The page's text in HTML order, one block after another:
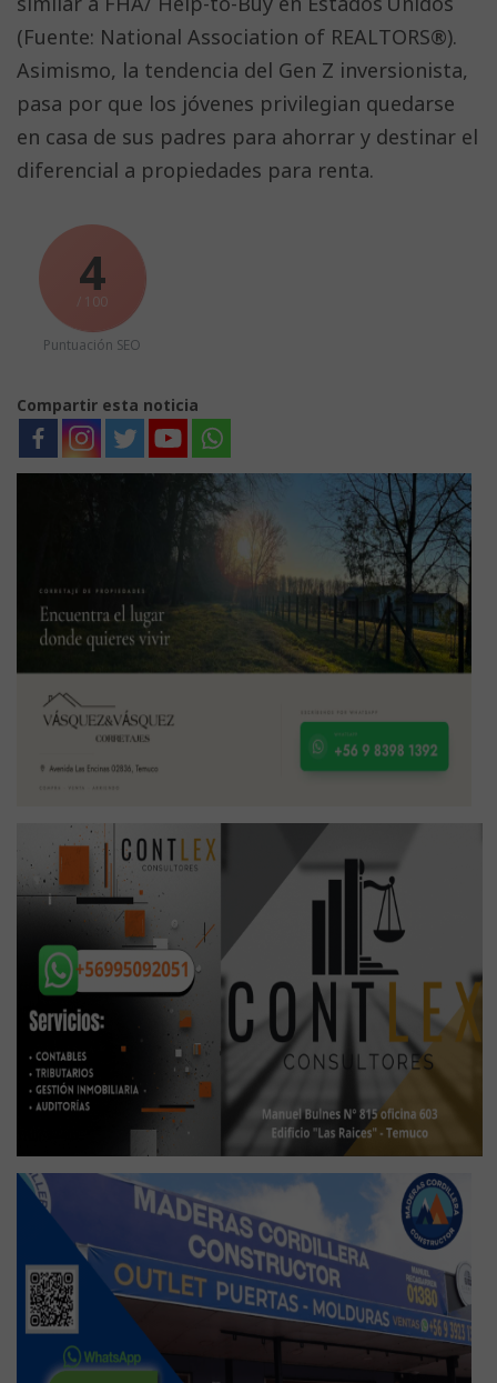
(Fuente: National Association of REALTORS®).
Asimismo, la tendencia del Gen Z inversionista,
pasa por que los jóvenes privilegian quedarse
en casa de sus padres para ahorrar y destinar el
diferencial a propiedades para renta.
4
/ 100
Puntuación SEO
Compartir esta noticia